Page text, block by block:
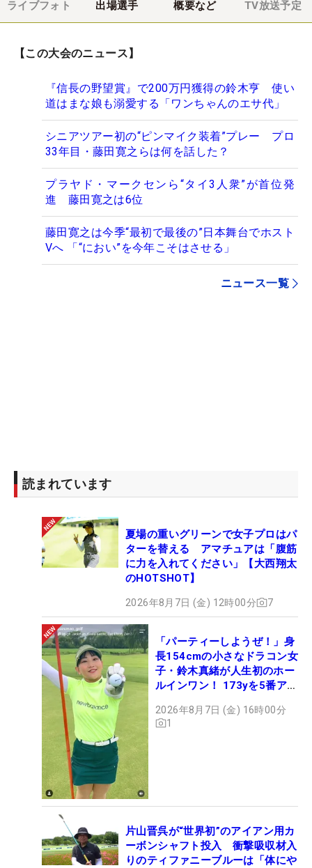
ライブフォト 出場選手 概要など TV放送予定
【この大会のニュース】
『信長の野望賞』で200万円獲得の鈴木亨 使い
道はまな娘も溺愛する「ワンちゃんのエサ代」
シニアツアー初の“ピンマイク装着”プレー プロ
33年目・藤田寛之らは何を話した？
プラヤド・マークセンら“タイ3人衆”が首位発
進 藤田寛之は6位
藤田寛之は今季“最初で最後の”日本舞台でホスト
Vへ 「“におい”を今年こそはさせる」
ニュース一覧
読まれています
夏場の重いグリーンで女子プロはパ
ターを替える アマチュアは「腹筋
に力を入れてください」【大西翔太
のHOTSHOT】
2026年8月7日 (金) 12時00分 7
「パーティーしようぜ！」身
長154cmの小さなドラコン女
子・鈴木真緒が人生初のホー
ルインワン！ 173yを5番アイ
2026年8月7日 (金) 16時00分
1
片山晋呉が“世界初”のアイアン用カ
ーボンシャフト投入 衝撃吸収材入
りのティファニーブルーは「体にや